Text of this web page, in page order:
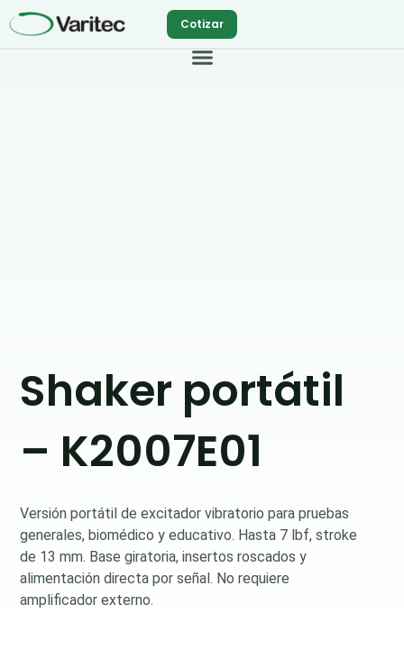
al
Cotizar
Shaker portátil
– K2007E01
Versión portátil de excitador vibratorio para pruebas
generales, biomédico y educativo. Hasta 7 lbf, stroke
de 13 mm. Base giratoria, insertos roscados y
alimentación directa por señal. No requiere
amplificador externo.